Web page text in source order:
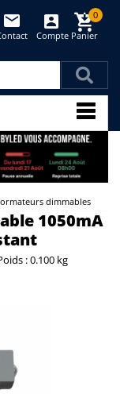
Panier
0
Compte
dimmables
1050mA
:0.100 kg